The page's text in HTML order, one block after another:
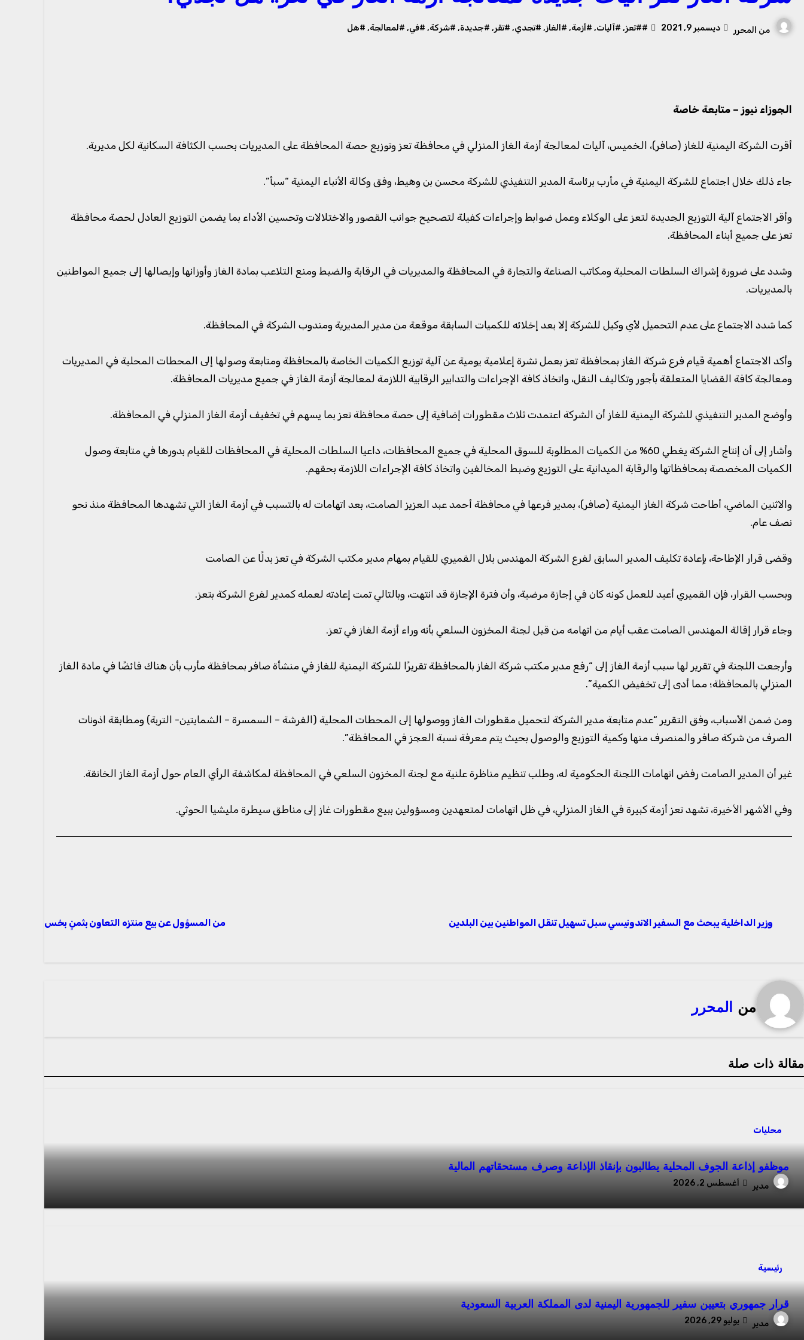
من المحرر ديسمبر 9, 2021 ##تعز, #آليات, #أزمة, #الغاز, #تجدي, #تقر, #جديدة, #شركة, #في, #لمعالجة, #هل
الجوزاء نيوز – متابعة خاصة
أقرت الشركة اليمنية للغاز (صافر)، الخميس، آليات لمعالجة أزمة الغاز المنزلي في محافظة تعز وتوزيع حصة المحافظة على المديريات بحسب الكثافة السكانية لكل مديرية.
جاء ذلك خلال اجتماع للشركة اليمنية في مأرب برئاسة المدير التنفيذي للشركة محسن بن وهيط، وفق وكالة الأنباء اليمنية “سبأ”.
وأقر الاجتماع آلية التوزيع الجديدة لتعز على الوكلاء وعمل ضوابط وإجراءات كفيلة لتصحيح جوانب القصور والاختلالات وتحسين الأداء بما يضمن التوزيع العادل لحصة محافظة
تعز على جميع أبناء المحافظة.
وشدد على ضرورة إشراك السلطات المحلية ومكاتب الصناعة والتجارة في المحافظة والمديريات في الرقابة والضبط ومنع التلاعب بمادة الغاز وأوزانها وإيصالها إلى جميع المواطنين
بالمديريات.
كما شدد الاجتماع على عدم التحميل لأي وكيل للشركة إلا بعد إخلائه للكميات السابقة موقعة من مدير المديرية ومندوب الشركة في المحافظة.
وأكد الاجتماع أهمية قيام فرع شركة الغاز بمحافظة تعز بعمل نشرة إعلامية يومية عن آلية توزيع الكميات الخاصة بالمحافظة ومتابعة وصولها إلى المحطات المحلية في المديريات
ومعالجة كافة القضايا المتعلقة بأجور وتكاليف النقل، واتخاذ كافة الإجراءات والتدابير الرقابية اللازمة لمعالجة أزمة الغاز في جميع مديريات المحافظة.
وأوضح المدير التنفيذي للشركة اليمنية للغاز أن الشركة اعتمدت ثلاث مقطورات إضافية إلى حصة محافظة تعز بما يسهم في تخفيف أزمة الغاز المنزلي في المحافظة.
وأشار إلى أن إنتاج الشركة يغطي 60% من الكميات المطلوبة للسوق المحلية في جميع المحافظات، داعيا السلطات المحلية في المحافظات للقيام بدورها في متابعة وصول
الكميات المخصصة بمحافظاتها والرقابة الميدانية على التوزيع وضبط المخالفين واتخاذ كافة الإجراءات اللازمة بحقهم.
والاثنين الماضي، أطاحت شركة الغاز اليمنية (صافر)، بمدير فرعها في محافظة أحمد عبد العزيز الصامت، بعد اتهامات له بالتسبب في أزمة الغاز التي تشهدها المحافظة منذ نحو
نصف عام.
وقضى قرار الإطاحة، بإعادة تكليف المدير السابق لفرع الشركة المهندس بلال القميري للقيام بمهام مدير مكتب الشركة في تعز بدلًا عن الصامت
وبحسب القرار، فإن القميري أعيد للعمل كونه كان في إجازة مرضية، وأن فترة الإجازة قد انتهت، وبالتالي تمت إعادته لعمله كمدير لفرع الشركة بتعز.
وجاء قرار إقالة المهندس الصامت عقب أيام من اتهامه من قبل لجنة المخزون السلعي بأنه وراء أزمة الغاز في تعز.
وأرجعت اللجنة في تقرير لها سبب أزمة الغاز إلى “رفع مدير مكتب شركة الغاز بالمحافظة تقريرًا للشركة اليمنية للغاز في منشأة صافر بمحافظة مأرب بأن هناك فائضًا في مادة الغاز
المنزلي بالمحافظة؛ مما أدى إلى تخفيض الكمية”.
ومن ضمن الأسباب، وفق التقرير “عدم متابعة مدير الشركة لتحميل مقطورات الغاز ووصولها إلى المحطات المحلية (الفرشة – السمسرة – الشمايتين- التربة) ومطابقة اذونات
الصرف من شركة صافر والمنصرف منها وكمية التوزيع والوصول بحيث يتم معرفة نسبة العجز في المحافظة”.
غير أن المدير الصامت رفض اتهامات اللجنة الحكومية له، وطلب تنظيم مناظرة علنية مع لجنة المخزون السلعي في المحافظة لمكاشفة الرأي العام حول أزمة الغاز الخانقة.
وفي الأشهر الأخيرة، تشهد تعز أزمة كبيرة في الغاز المنزلي، في ظل اتهامات لمتعهدين ومسؤولين ببيع مقطورات غاز إلى مناطق سيطرة مليشيا الحوثي.
المقالات
وزير الداخلية يبحث مع السفير الاندونيسي سبل تسهيل تنقل المواطنين بين البلدين من المسؤول عن بيع منتزه التعاون بثمنٍ بخس !!
من المحرر
مقالة ذات صلة
محليات
موظفو إذاعة الجوف المحلية يطالبون بإنقاذ الإذاعة وصرف مستحقاتهم المالية
مدير أغسطس 2, 2026
رئيسية
قرار جمهوري بتعيين سفير للجمهورية اليمنية لدى المملكة العربية السعودية
مدير يوليو 29, 2026